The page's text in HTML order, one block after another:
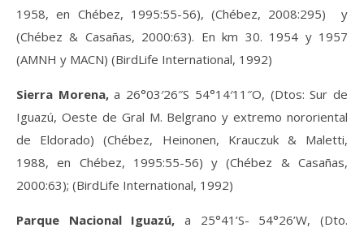
1958, en Chébez, 1995:55-56), (Chébez, 2008:295) y
(Chébez & Casañas, 2000:63). En km 30. 1954 y 1957
(AMNH y MACN) (BirdLife International, 1992)
Sierra Morena,a 26°03′26″S 54°14′11″O, (Dtos: Sur de
Iguazú, Oeste de Gral M. Belgrano y extremo nororiental
de Eldorado) (Chébez, Heinonen, Krauczuk & Maletti,
1988, en Chébez, 1995:55-56) y (Chébez & Casañas,
2000:63); (BirdLife International, 1992)
Parque Nacional Iguazú, a 25°41’S- 54°26’W, (Dto.